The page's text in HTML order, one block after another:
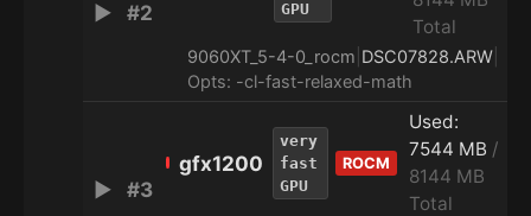
▶ #2
GPU
Total
9060XT_5-4-0_rocm DSC07828.ARW
Opts: -cl-fast-relaxed-math
▶ #3
gfx1200
very
fast
GPU
ROCM
Used:
7544 MB /
8144 MB
Total